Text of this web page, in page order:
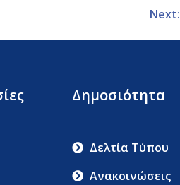
Next:
Δημοσιότητα
Δελτία Τύπου
Ανακοινώσεις